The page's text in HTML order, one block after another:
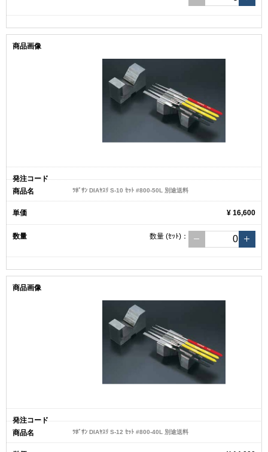
ﾂﾎﾞｻﾝ DIAﾔｽﾘ S-10 ｾｯﾄ #800-50L 別途送料
¥ 16,600
数量 (ｾｯﾄ) ：
ﾂﾎﾞｻﾝ DIAﾔｽﾘ S-12 ｾｯﾄ #800-40L 別途送料